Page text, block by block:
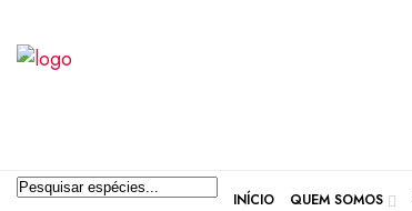
Pesquisar produtos
INÍCIO QUEM SOMOS